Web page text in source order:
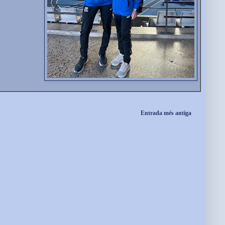
Entrada més antiga